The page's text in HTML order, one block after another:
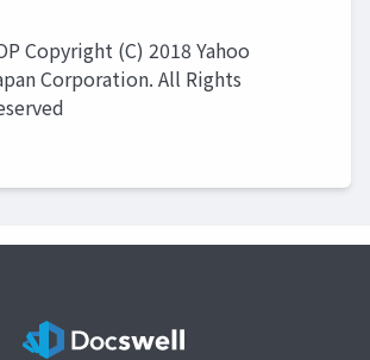
Copyright (C) 2018 Yahoo
Corporation. All Rights